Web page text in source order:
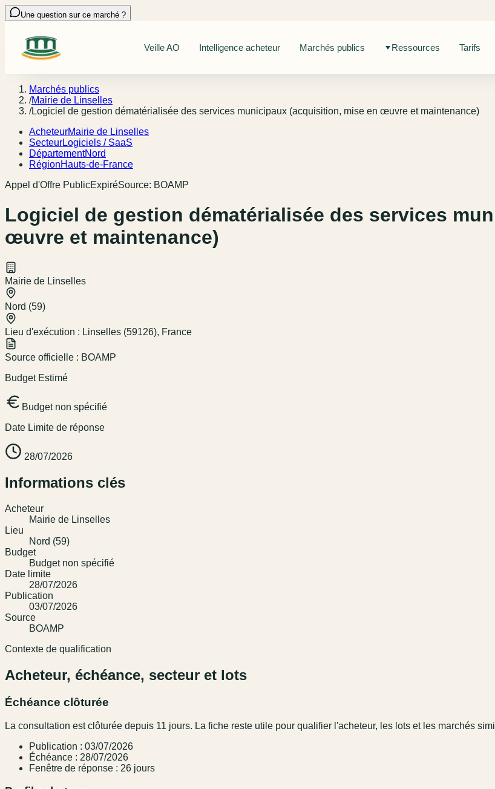
Une question sur ce marché ?
Veille AO Intelligence acheteur Marchés publics Ressources Tarifs
Marchés publics
/Mairie de Linselles
/Logiciel de gestion dématérialisée des services municipaux (acquisition, mise en œuvre et maintenance)
AcheteurMairie de Linselles
SecteurLogiciels / SaaS
DépartementNord
RégionHauts-de-France
Appel d'Offre PublicExpiréSource: BOAMP
Logiciel de gestion dématérialisée des services
œuvre et maintenance)
Mairie de Linselles
Nord (59)
Lieu d'exécution : Linselles (59126), France
Source officielle : BOAMP
Budget Estimé
Budget non spécifié
Date Limite de réponse
28/07/2026
Informations clés
Acheteur
Mairie de Linselles
Lieu
Nord (59)
Budget
Budget non spécifié
Date limite
28/07/2026
Publication
03/07/2026
Source
BOAMP
Contexte de qualification
Acheteur, échéance, secteur et lots
Échéance clôturée
La consultation est clôturée depuis 11 jours. La fiche reste utile pour qualifier l'acheteur, les lots et les marchés
Publication : 03/07/2026
Échéance : 28/07/2026
Fenêtre de réponse : 26 jours